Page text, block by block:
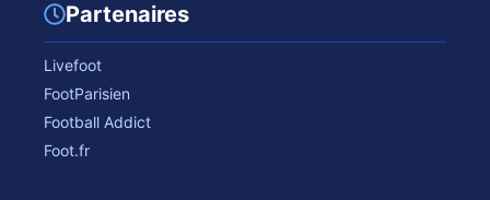
Partenaires
Livefoot
FootParisien
Football Addict
Foot.fr